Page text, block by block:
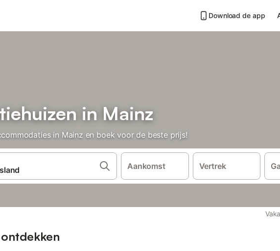
Download de app
in Mainz
in Mainz en boek voor de beste prijs!
Aankomst Vertrek